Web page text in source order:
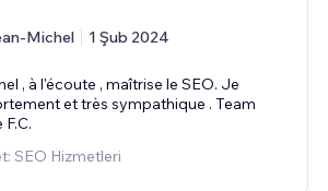
Michel 1 Şub 2024
, à l'écoute , maîtrise le SEO. Je
et très sympathique . Team
SEO Hizmetleri